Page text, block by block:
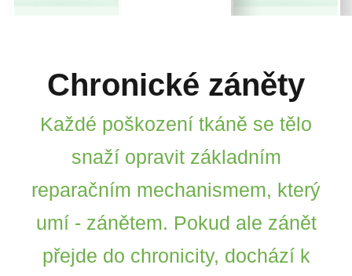
Chronické záněty
Každé poškození tkáně se tělo
snaží opravit základním
reparačním mechanismem, který
umí - zánětem. Pokud ale zánět
přejde do chronicity, dochází k